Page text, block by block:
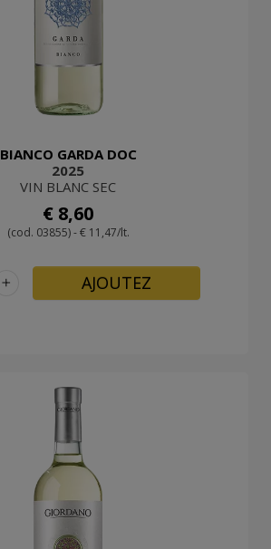
BIANCO GARDA DOC
2025
VIN BLANC SEC
€ 8,60
(cod. 03855) - € 11,47/lt.
+ AJOUTEZ